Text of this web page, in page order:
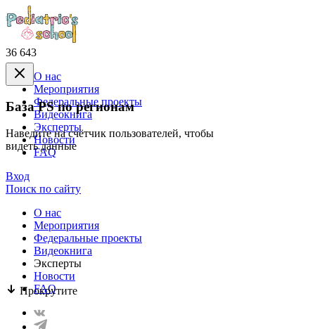
36 643
База PS по регионам
Наведите на счётчик пользователей, чтобы
видеть данные
Прокрутите
О нас
Mероприятия
Федеральные проекты
Видеокнига
Эксперты
Новости
FAQ
Вход
Поиск по сайту
О нас
Mероприятия
Федеральные проекты
Видеокнига
Эксперты
Новости
FAQ